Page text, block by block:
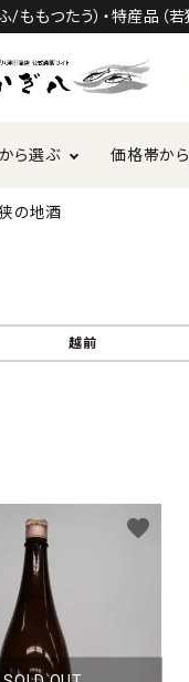
/ももつたう）・特産品（
ら選ぶ 価格帯か
の地酒
越前
favorite